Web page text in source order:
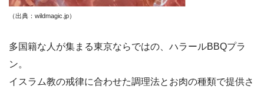
（出典：wildmagic.jp）
多国籍な人が集まる東京ならではの、ハラールBBQプラ
ン。
イスラム教の戒律に合わせた調理法とお肉の種類で提供さ